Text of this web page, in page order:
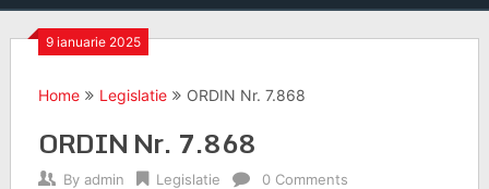
9 ianuarie 2025
Home Legislatie ORDIN Nr. 7.868
ORDIN Nr. 7.868
By admin Legislatie 0 Comments